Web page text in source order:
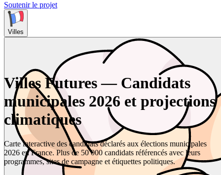
Soutenir le projet
Villes
Villes Futures — Candidats
municipales 2026 et projections
climatiques
Carte interactive des candidats déclarés aux élections municipales
2026 en France. Plus de 50 000 candidats référencés avec leurs
programmes, sites de campagne et étiquettes politiques.